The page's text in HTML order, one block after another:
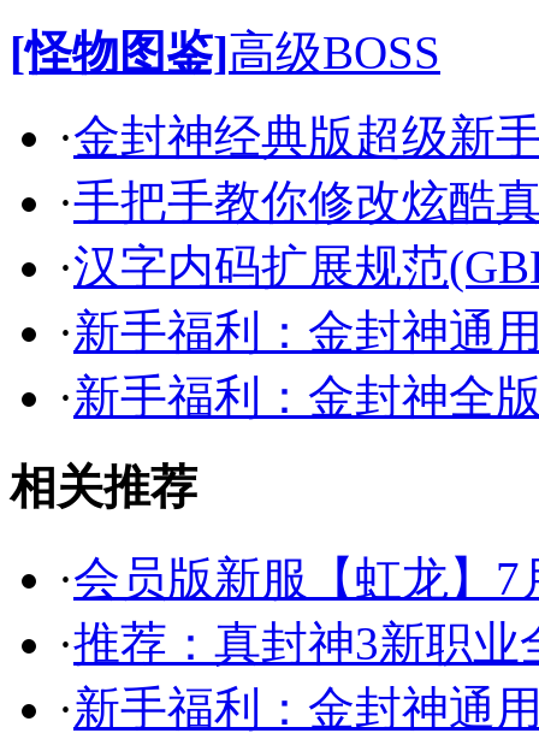
[怪物图鉴]高级BOSS
·金封神经典版超级新
·手把手教你修改炫酷
·汉字内码扩展规范
·新手福利：金封神通
·新手福利：金封神全
相关推荐
·会员版新服【虹龙】7
·推荐：真封神3新职业
·新手福利：金封神通